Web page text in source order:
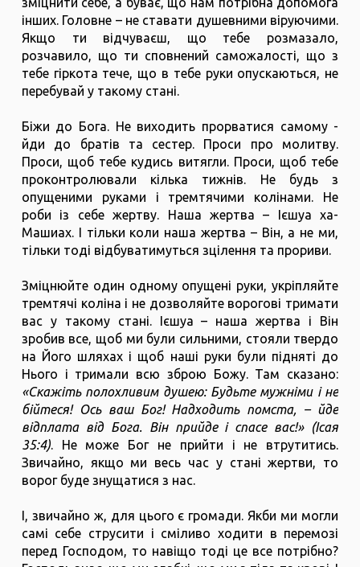
інших. Головне – не ставати душевними віруючими.
Якщо ти відчуваєш, що тебе розмазало,
розчавило, що ти сповнений саможалості, що з
тебе гіркота тече, що в тебе руки опускаються, не
перебувай у такому стані.
Біжи до Бога. Не виходить прорватися самому -
йди до братів та сестер. Проси про молитву.
Проси, щоб тебе кудись витягли. Проси, щоб тебе
проконтролювали кілька тижнів. Не будь з
опущеними руками і тремтячими колінами. Не
роби із себе жертву. Наша жертва – Ієшуа ха-
Машиах. І тільки коли наша жертва – Він, а не ми,
тільки тоді відбуватимуться зцілення та прориви.
Зміцнюйте один одному опущені руки, укріпляйте
тремтячі коліна і не дозволяйте ворогові тримати
вас у такому стані. Ієшуа – наша жертва і Він
зробив все, щоб ми були сильними, стояли твердо
на Його шляхах і щоб наші руки були підняті до
Нього і тримали всю зброю Божу. Там сказано:
«Скажіть полохливим душею: Будьте мужніми і не
бійтеся! Ось ваш Бог! Надходить помста, – йде
відплата від Бога. Він прийде і спасе вас!» (Ісая
35:4). Не може Бог не прийти і не втрутитись.
Звичайно, якщо ми весь час у стані жертви, то
ворог буде знущатися з нас.
І, звичайно ж, для цього є громади. Якби ми могли
самі себе струсити і сміливо ходити в перемозі
перед Господом, то навіщо тоді це все потрібно?